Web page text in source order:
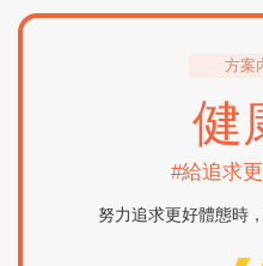
方案
健
#給追求
努力追求更好體態時